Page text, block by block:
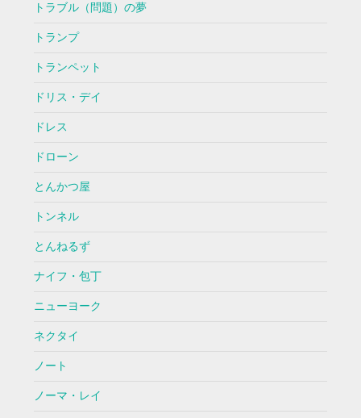
トラブル（問題）の夢
トランプ
トランペット
ドリス・デイ
ドレス
ドローン
とんかつ屋
トンネル
とんねるず
ナイフ・包丁
ニューヨーク
ネクタイ
ノート
ノーマ・レイ